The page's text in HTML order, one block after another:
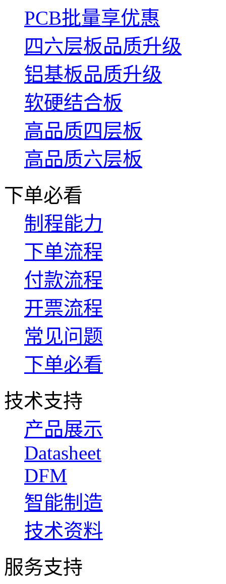
PCB批量享优惠
四六层板品质升级
铝基板品质升级
软硬结合板
高品质四层板
高品质六层板
下单必看
制程能力
下单流程
付款流程
开票流程
常见问题
下单必看
技术支持
产品展示
Datasheet
DFM
智能制造
技术资料
服务支持